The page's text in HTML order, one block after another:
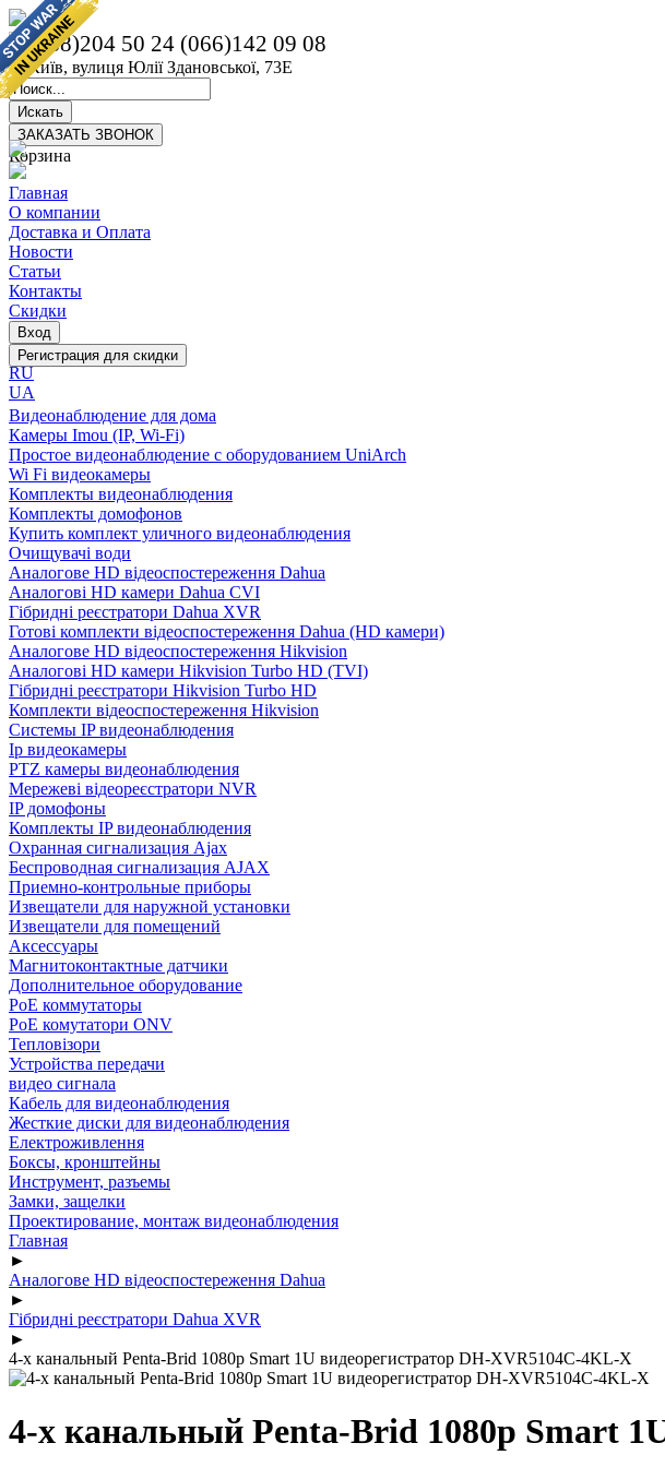
(068)204 50 24 (066)142 09 08
м. Київ, вулиця Юлії Здановської, 73Е
Корзина
Главная
О компании
Доставка и Оплата
Новости
Статьи
Контакты
Скидки
RU
UA
Видеонаблюдение для дома
Камеры Imou (IP, Wi-Fi)
Простое видеонаблюдение с оборудованием UniArch
Wi Fi видеокамеры
Комплекты видеонаблюдения
Комплекты домофонов
Купить комплект уличного видеонаблюдения
Очищувачі води
Аналогове HD відеоспостереження Dahua
Аналогові HD камери Dahua CVI
Гібридні реєстратори Dahua XVR
Готові комплекти відеоспостереження Dahua (HD камери)
Аналогове HD відеоспостереження Hikvision
Аналогові HD камери Hikvision Turbo HD (TVI)
Гібридні реєстратори Hikvision Turbo HD
Комплекти відеоспостереження Hikvision
Системы IP видеонаблюдения
Ip видеокамеры
PTZ камеры видеонаблюдения
Мережеві відеореєстратори NVR
IP домофоны
Комплекты IP видеонаблюдения
Охранная сигнализация Ajax
Беспроводная сигнализация AJAX
Приемно-контрольные приборы
Извещатели для наружной установки
Извещатели для помещений
Аксессуары
Магнитоконтактные датчики
Дополнительное оборудование
PoE коммутаторы
PoE комутатори ONV
Тепловізори
Устройства передачи
видео сигнала
Кабель для видеонаблюдения
Жесткие диски для видеонаблюдения
Електроживлення
Боксы, кронштейны
Инструмент, разъемы
Замки, защелки
Проектирование, монтаж видеонаблюдения
Главная
►
Аналогове HD відеоспостереження Dahua
►
Гібридні реєстратори Dahua XVR
►
4-х канальный Penta-Brid 1080p Smart 1U видеорегистратор DH-XVR5104C-4KL-X
4-х канальный Penta-Brid 1080p Smart